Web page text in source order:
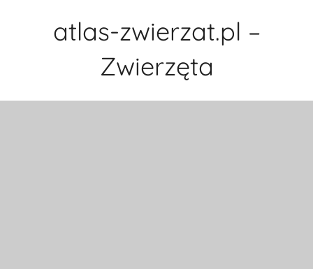
atlas-zwierzat.pl –
Zwierzęta